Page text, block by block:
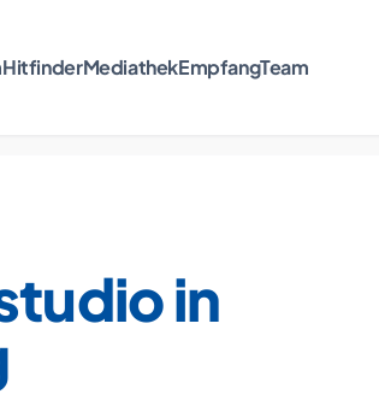
HitfinderMediathekEmpfangTeam
in